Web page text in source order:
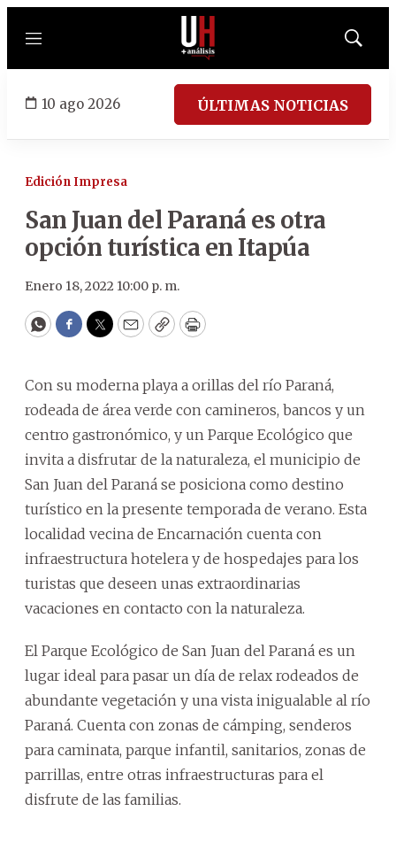
Menú
Mostrar
10 ago 2026 ÚLTIMAS NOTICIAS
Edición Impresa
San Juan del Paraná es otra
opción turística en Itapúa
Enero 18, 2022 10:00 p. m.
WhatsApp
Facebook
Twitter
EmailCopyPrint
Con su moderna playa a orillas del río Paraná,
rodeada de área verde con camineros, bancos y un
centro gastronómico, y un Parque Ecológico que
invita a disfrutar de la naturaleza, el municipio de
San Juan del Paraná se posiciona como destino
turístico en la presente temporada de verano. Esta
localidad vecina de Encarnación cuenta con
infraestructura hotelera y de hospedajes para los
turistas que deseen unas extraordinarias
vacaciones en contacto con la naturaleza.
El Parque Ecológico de San Juan del Paraná es un
lugar ideal para pasar un día de relax rodeados de
abundante vegetación y una vista inigualable al río
Paraná. Cuenta con zonas de cámping, senderos
para caminata, parque infantil, sanitarios, zonas de
parrillas, entre otras infraestructuras para el
disfrute de las familias.